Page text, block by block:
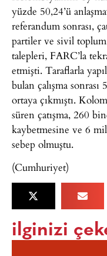
yüzde 50,24’ü
referandum sonrası,
partiler ve sivil
talepleri, FARC’la
etmişti. Taraflarla
bulan çalışma
ortaya çıkmıştı.
süren çatışma, 260
kaybetmesine ve 6
sebep olmuştu.
(Cumhuriyet)
ilginizi